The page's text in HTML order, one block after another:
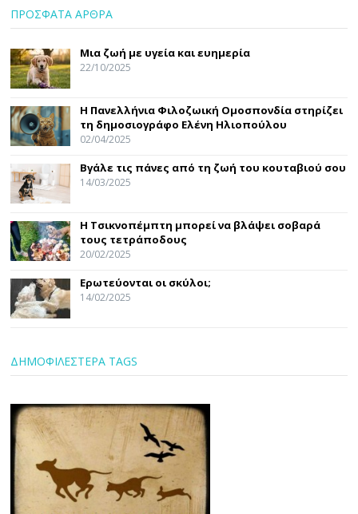
ΠΡΟΣΦΑΤΑ ΑΡΘΡΑ
Μια ζωή με υγεία και ευημερία
22/10/2025
Η Πανελλήνια Φιλοζωική Ομοσπονδία στηρίζει
τη δημοσιογράφο Ελένη Ηλιοπούλου
02/04/2025
Βγάλε τις πάνες από τη ζωή του κουταβιού σου
14/03/2025
Η Τσικνοπέμπτη μπορεί να βλάψει σοβαρά
τους τετράποδους
20/02/2025
Ερωτεύονται οι σκύλοι;
14/02/2025
ΔΗΜΟΦΙΛΕΣΤΕΡΑ TAGS